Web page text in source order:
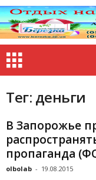
Тег: деньги
В Запорожье
пропаганда
olbolab - 19.08.2015